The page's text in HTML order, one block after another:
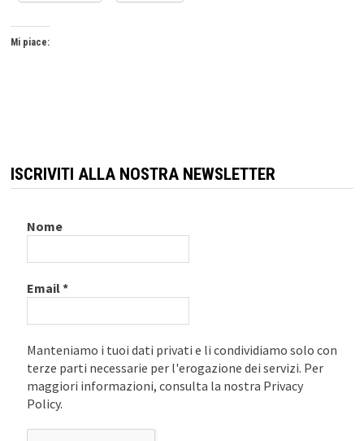
Mi piace:
ISCRIVITI ALLA NOSTRA NEWSLETTER
Nome
Email*
Manteniamo i tuoi dati privati e li condividiamo solo con
terze parti necessarie per l'erogazione dei servizi. Per
maggiori informazioni, consulta la nostra Privacy
Policy.